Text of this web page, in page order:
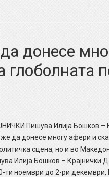
донесе
глоболната
Пишува Илија Бошков –
да донесе многу афери и
сцена, но и во
Илија Бошков – Крајнички
ти ноември до 2-ри декември,